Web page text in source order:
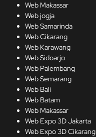
Web Makassar
Web jogja
Web Samarinda
Web Cikarang
Web Karawang
Web Sidoarjo
Web Palembang
Web Semarang
Web Bali
Web Batam
Web Makassar
Web Expo 3D Jakarta
Web Expo 3D Cikarang